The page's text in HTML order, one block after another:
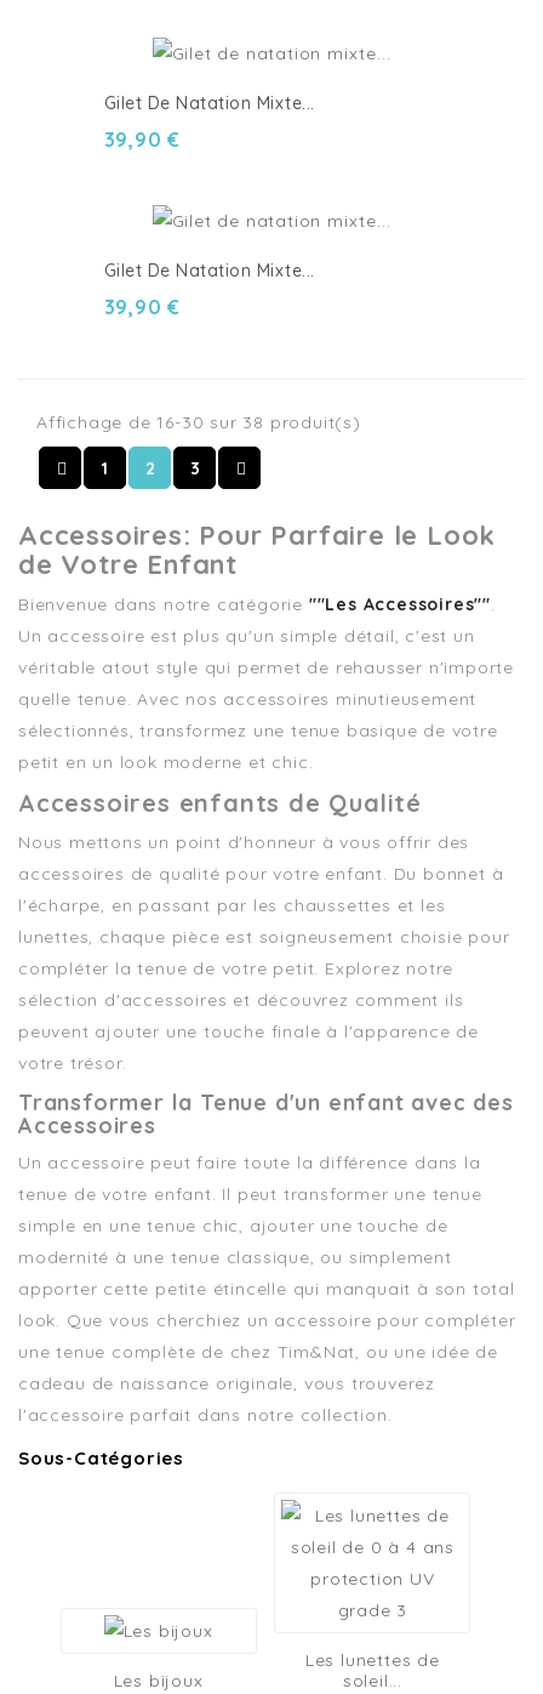
Gilet De Natation Mixte...
39,90 €
Gilet De Natation Mixte...
39,90 €
Affichage de 16-30 sur 38 produit(s)
1 2 3
Accessoires: Pour Parfaire le Look
de Votre Enfant
Bienvenue dans notre catégorie ""Les Accessoires"".
Un accessoire est plus qu'un simple détail, c'est un
véritable atout style qui permet de rehausser n'importe
quelle tenue. Avec nos accessoires minutieusement
sélectionnés, transformez une tenue basique de votre
petit en un look moderne et chic.
Accessoires enfants de Qualité
Nous mettons un point d'honneur à vous offrir des
accessoires de qualité pour votre enfant. Du bonnet à
l'écharpe, en passant par les chaussettes et les
lunettes, chaque pièce est soigneusement choisie pour
compléter la tenue de votre petit. Explorez notre
sélection d'accessoires et découvrez comment ils
peuvent ajouter une touche finale à l'apparence de
votre trésor.
Transformer la Tenue d'un enfant avec des
Accessoires
Un accessoire peut faire toute la différence dans la
tenue de votre enfant. Il peut transformer une tenue
simple en une tenue chic, ajouter une touche de
modernité à une tenue classique, ou simplement
apporter cette petite étincelle qui manquait à son total
look. Que vous cherchiez un accessoire pour compléter
une tenue complète de chez Tim&Nat, ou une idée de
cadeau de naissance originale, vous trouverez
l'accessoire parfait dans notre collection.
Sous-Catégories
Les bijoux
Les lunettes de
soleil...